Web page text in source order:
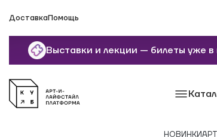
ДоставкаПомощь
Выставки и лекции — билеты уже
НОВИНКИАРТ